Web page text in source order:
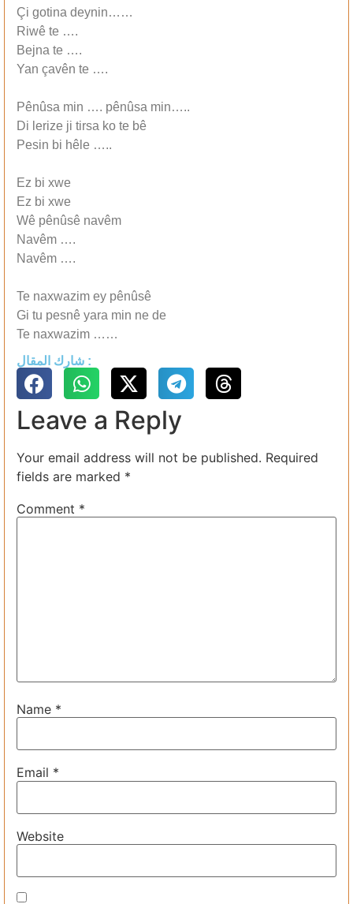
Çi gotina deynin……
Riwê te ….
Bejna te ….
Yan çavên te ….
Pênûsa min …. pênûsa min…..
Di lerize ji tirsa ko te bê
Pesin bi hêle …..
Ez bi xwe
Ez bi xwe
Wê pênûsê navêm
Navêm ….
Navêm ….
Te naxwazim ey pênûsê
Gi tu pesnê yara min ne de
Te naxwazim ……
شارك المقال :
Leave a Reply
Your email address will not be published. Required
fields are marked *
Comment *
Name *
Email *
Website